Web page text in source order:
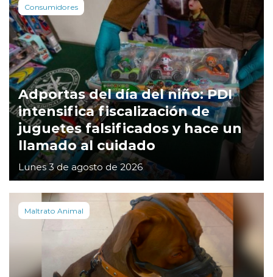
Consumidores
Adportas del día del niño: PDI
intensifica fiscalización de
juguetes falsificados y hace un
llamado al cuidado
Lunes 3 de agosto de 2026
Maltrato Animal